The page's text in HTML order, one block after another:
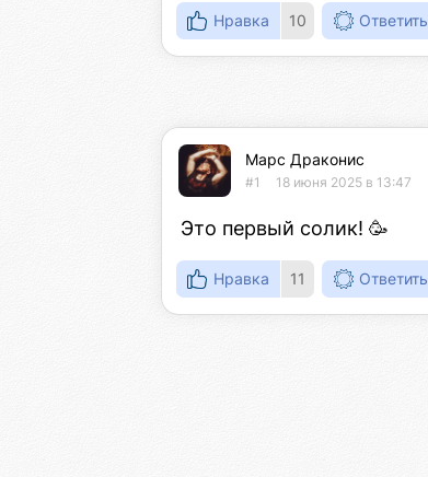
Нравка 10 Ответить
Марс Драконис
#1 18 июня 2025 в 13:47
Это первый солик! 🥳
Нравка 11 Ответить